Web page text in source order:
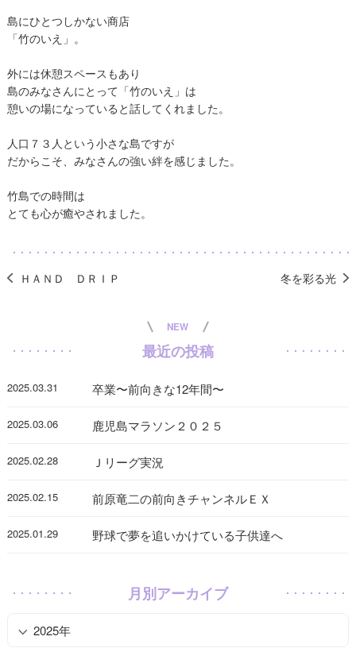
島にひとつしかない商店
「竹のいえ」。
外には休憩スペースもあり
島のみなさんにとって「竹のいえ」は
憩いの場になっていると話してくれました。
人口７３人という小さな島ですが
だからこそ、みなさんの強い絆を感じました。
竹島での時間は
とても心が癒やされました。
ＨＡＮＤ ＤＲＩＰ 冬を彩る光
NEW
最近の投稿
2025.03.31 卒業〜前向きな12年間〜
2025.03.06 鹿児島マラソン２０２５
2025.02.28 Ｊリーグ実況
2025.02.15 前原竜二の前向きチャンネルＥＸ
2025.01.29 野球で夢を追いかけている子供達へ
月別アーカイブ
2025年